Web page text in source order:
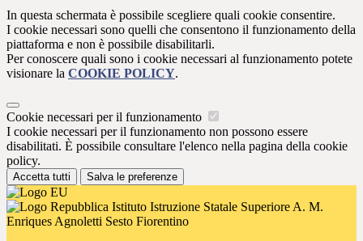
In questa schermata è possibile scegliere quali cookie consentire.
I cookie necessari sono quelli che consentono il funzionamento della
piattaforma e non è possibile disabilitarli.
Per conoscere quali sono i cookie necessari al funzionamento potete
visionare la COOKIE POLICY.
Cookie necessari per il funzionamento
I cookie necessari per il funzionamento non possono essere
disabilitati. È possibile consultare l'elenco nella pagina della cookie
policy.
Accetta tutti Salva le preferenze
Istituto Istruzione Statale Superiore A. M.
Enriques Agnoletti Sesto Fiorentino